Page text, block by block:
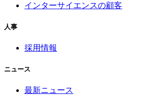
インターサイエンスの顧客
人事
採用情報
ニュース
最新ニュース